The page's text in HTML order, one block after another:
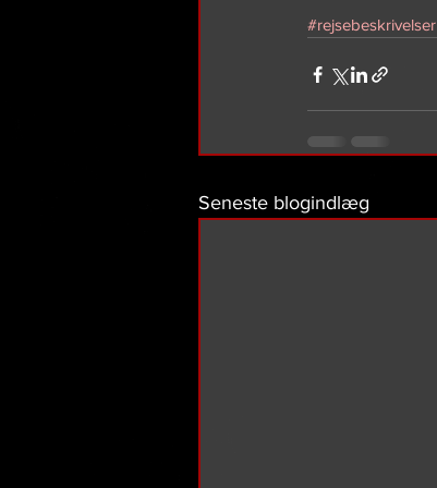
#rejsebeskrivelser
Seneste blogindlæg